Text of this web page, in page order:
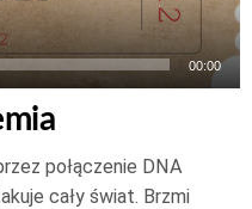
00:00
połączenie DNA
cały świat. Brzmi